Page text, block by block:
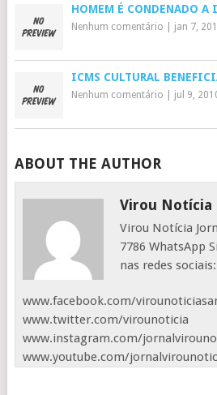
HOMEM É CONDENADO
Nenhum comentário jan 7,
ICMS CULTURAL
Nenhum comentário jul 9,
ABOUT THE AUTHOR
Virou Notícia
Virou Notícia
7786 WhatsApp
nas redes sociais:
www.facebook.com/
www.twitter.com/virounoticia
www.instagram.com/
www.youtube.com/